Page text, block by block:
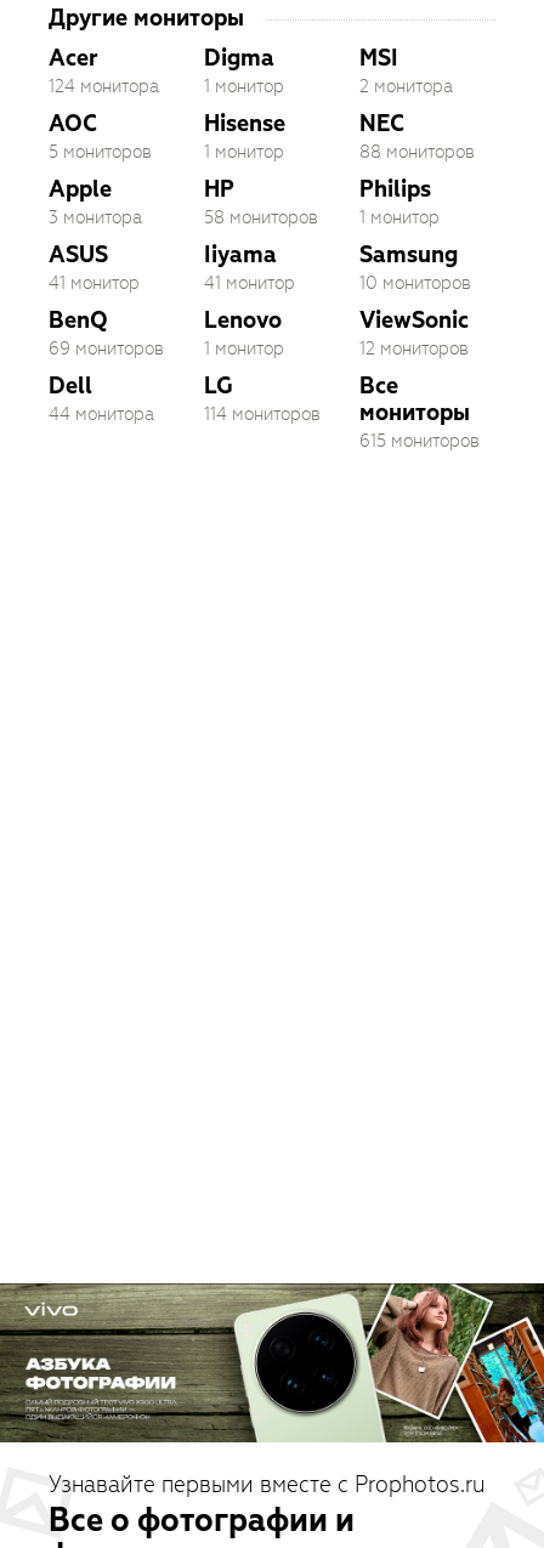
Другие мониторы
Acer
124 монитора
AOC
5 мониторов
Apple
3 монитора
ASUS
41 монитор
BenQ
69 мониторов
Dell
44 монитора
Digma
1 монитор
Hisense
1 монитор
HP
58 мониторов
Iiyama
41 монитор
Lenovo
1 монитор
LG
114 мониторов
MSI
2 монитора
NEC
88 мониторов
Philips
1 монитор
Samsung
10 мониторов
ViewSonic
12 мониторов
Все
мониторы
615 мониторов
Узнавайте первыми вместе с Prophotos.ru
Все о фотографии и